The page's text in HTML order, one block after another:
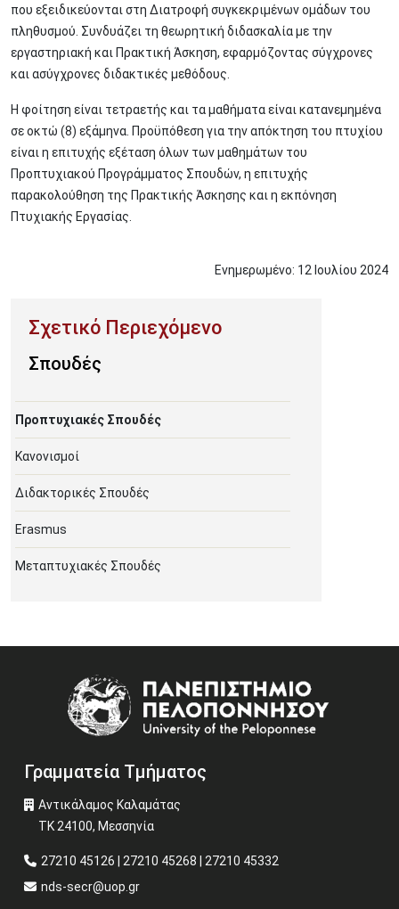
που εξειδικεύονται στη Διατροφή συγκεκριμένων ομάδων του
πληθυσμού. Συνδυάζει τη θεωρητική διδασκαλία με την
εργαστηριακή και Πρακτική Άσκηση, εφαρμόζοντας σύγχρονες
και ασύγχρονες διδακτικές μεθόδους.
Η φοίτηση είναι τετραετής και τα μαθήματα είναι κατανεμημένα
σε οκτώ (8) εξάμηνα. Προϋπόθεση για την απόκτηση του πτυχίου
είναι η επιτυχής εξέταση όλων των μαθημάτων του
Προπτυχιακού Προγράμματος Σπουδών, η επιτυχής
παρακολούθηση της Πρακτικής Άσκησης και η εκπόνηση
Πτυχιακής Εργασίας.
Ενημερωμένο: 12 Ιουλίου 2024
Σπουδές
Προπτυχιακές Σπουδές
Κανονισμοί
Διδακτορικές Σπουδές
Erasmus
Μεταπτυχιακές Σπουδές
Γραμματεία Τμήματος
Αντικάλαμος Καλαμάτας
ΤΚ 24100, Μεσσηνία
27210 45126 | 27210 45268 | 27210 45332
nds-secr@uop.gr